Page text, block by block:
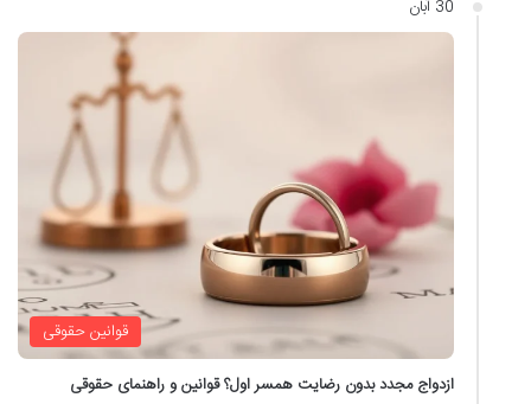
30 آبان
قوانین حقوقی
ازدواج مجدد بدون رضایت همسر اول؟ قوانین و راهنمای حقوقی